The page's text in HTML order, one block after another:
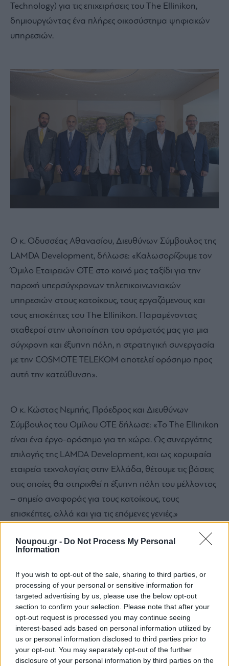
Noupou.gr - Do Not Process My Personal
Information
If you wish to opt-out of the sale, sharing to third parties, or
processing of your personal or sensitive information for
targeted advertising by us, please use the below opt-out
section to confirm your selection. Please note that after your
opt-out request is processed you may continue seeing
interest-based ads based on personal information utilized by
us or personal information disclosed to third parties prior to
your opt-out. You may separately opt-out of the further
disclosure of your personal information by third parties on the
Technology) για τις επιχειρήσεις του The Ellinikon,
δημιουργώντας ένα πλήρες οικοσύστημα ψηφιακών
υπηρεσιών.
O κ. Οδυσσέας Αθανασίου, Διευθύνων Σύμβουλος της
LAMDA Development, δήλωσε: «Καλωσορίζουμε τον
Όμιλο Εταιρειών ΟΤΕ στο κοινό μας ταξίδι για την
παροχή υπερσύγχρονων τηλεπικοινωνιακών
υπηρεσιών στους κατοίκους, τους εργαζόμενους και
τους επισκέπτες του The Ellinikon. Παραμένοντας
σταθεροί στην υλοποίηση του οράματός μας για μια
σύγχρονη και έξυπνη πόλη, η στρατηγική συνεργασία
με την COSMOTE TELEKOM αποτελεί ορόσημο προς
αυτή την κατεύθυνση».
Ο κ. Κώστας Νεμπής, Πρόεδρος και Διευθύνων
Σύμβουλος του Ομίλου ΟΤΕ δήλωσε: «Το The Ellinikon
είναι ένα έργο-ορόσημο για τη χώρα. Ως συνεργάτης
επιλογής της LAMDA Development, και ως κορυφαία
εταιρεία τεχνολογίας στην Ελλάδα, θέτουμε τις βάσεις
στις οποίες θα στηριχθεί η έξυπνη πόλη του μέλλοντος
– σημείο αναφοράς για τους κατοίκους, τους
επισκέπτες, αλλά και για τις επόμενες γενιές.»
Με όραμα να δημιουργεί νέους προορισμούς και
στην πόλη, όπως το The Ellinikon, η LAMDA
Development συνεργάζεται με έναν από τους
κορυφαίους ομίλους τηλεπικοινωνιών παγκοσμίως για
την ανάπτυξη ενός προορισμού ανοιχτού και
προσβάσιμου για όλες και όλους, με υπερσύγχρονη
συνδεσιμότητα και αναβαθμισμένες εμπειρίες.